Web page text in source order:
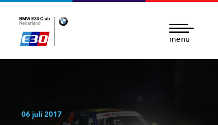
menu
06 juli 2017